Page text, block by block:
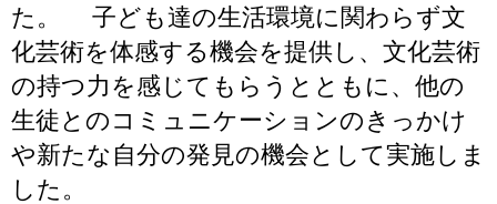
た。 子ども達の生活環境に関わらず文
化芸術を体感する機会を提供し、文化芸術
の持つ力を感じてもらうとともに、他の
生徒とのコミュニケーションのきっかけ
や新たな自分の発見の機会として実施しま
した。